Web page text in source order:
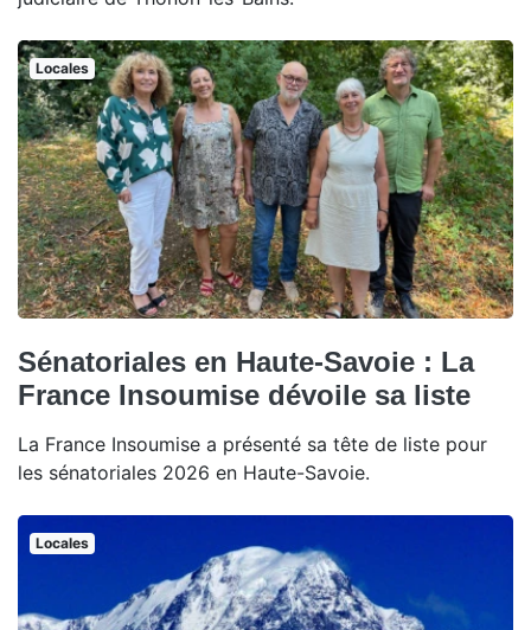
Locales
Sénatoriales en Haute-Savoie : La
France Insoumise dévoile sa liste
La France Insoumise a présenté sa tête de liste pour
les sénatoriales 2026 en Haute-Savoie.
Locales